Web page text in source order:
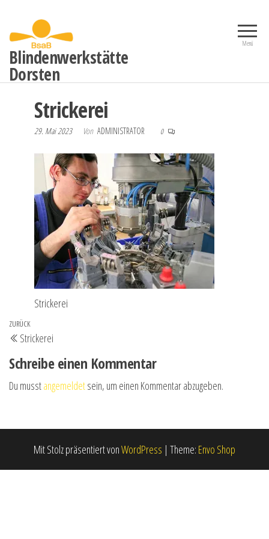
springen
Blindenwerkstätte
Dorsten
Menü
Strickerei
29. Mai 2023 Von ADMINISTRATOR 0
Strickerei
Beitrags-
Navigation
Vorheriger
Beitrag
ZURÜCK
Strickerei
Schreibe einen Kommentar
Du musstangemeldetsein, um einen Kommentar abzugeben.
Mit Stolz präsentiert vonWordPress | Theme: Envo Shop